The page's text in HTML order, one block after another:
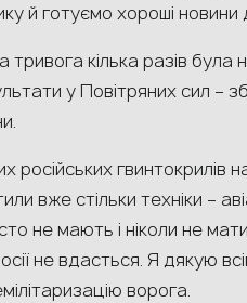
й готуємо хороші новини
кілька разів була
у Повітряних сил –
російських
вже стільки техніки –
не мають і ніколи не
не вдасться. Я дякую
ворога.